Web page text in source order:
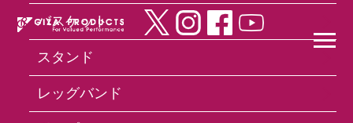
バスケット
スタンド
レッグバンド